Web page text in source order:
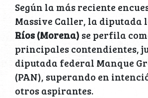
Según la más reciente
Massive Caller, la diputada
Ríos (Morena) se perfila
principales contendientes,
diputada federal Manque
(PAN), superando en
otros aspirantes.